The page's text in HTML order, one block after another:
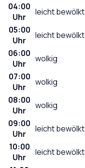
04:00
Uhr
leicht bewölkt
05:00
Uhr
leicht bewölkt
06:00
Uhr
wolkig
07:00
Uhr
wolkig
08:00
Uhr
wolkig
09:00
Uhr
leicht bewölkt
10:00
Uhr
leicht bewölkt